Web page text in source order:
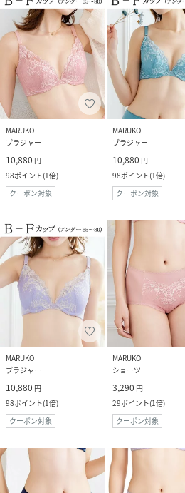
MARUKO
ブラジャー
10,880 円
98ポイント(1倍)
クーポン対象
MARUKO
ブラジャー
10,880 円
98ポイント(1倍)
クーポン対象
MARUKO
ブラジャー
10,880 円
98ポイント(1倍)
クーポン対象
MARUKO
ショーツ
3,290 円
29ポイント(1倍)
クーポン対象